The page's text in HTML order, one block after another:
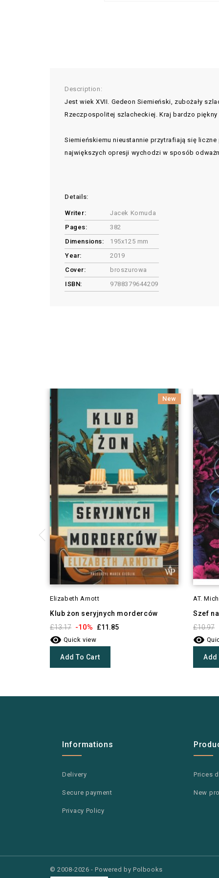
Description:
Jest wiek XVII. Gedeon Siemieński, zubożały
Rzeczpospolitej szlacheckiej. Kraj bardzo
Siemieńskiemu nieustannie przytrafiają się
największych opresji wychodzi w sposób
Details:
Writer:
Jacek Komuda
Pages:
382
Dimensions:
195x125 mm
Year:
2019
Cover:
broszurowa
ISBN:
9788379644209
New
Elizabeth Arnott
Klub żon seryjnych morderców
£13.17 -10% £11.85
 Quick view
Add To Cart
AT.
Szef
£10.97

Add
Informations
Delivery
Secure payment
Privacy Policy
Prices
New
© 2008-2026 - Powered by Polbooks